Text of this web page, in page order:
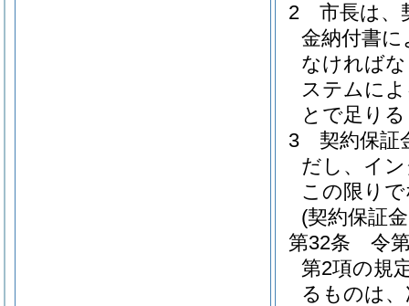
2
市長は、
金納付書
なければ
ステムに
とで足り
3
契約保証
だし、イ
この限り
(契約保証
第32条
令
第2項の規
るものは